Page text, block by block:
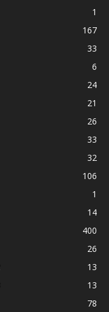
1
167
33
6
24
21
26
33
32
106
1
14
400
26
13
13
78